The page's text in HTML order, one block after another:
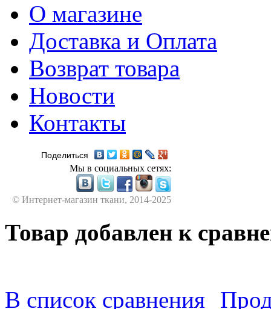
О магазине
Доставка и Оплата
Возврат товара
Новости
Контакты
Поделиться
Мы в социальных сетях:
© Интернет-магазин ткани, 2014-2025
Товар добавлен к
В список сравнения